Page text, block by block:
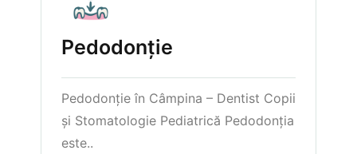
Pedodonție
Pedodonție în Câmpina – Dentist Copii
și Stomatologie Pediatrică Pedodonția
este..